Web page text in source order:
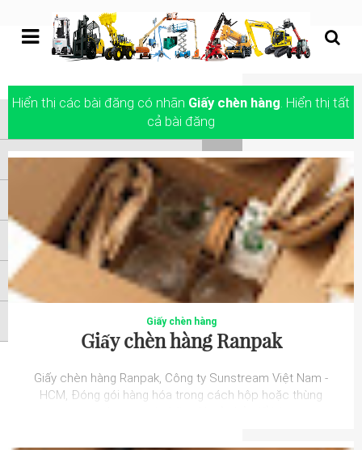
Hiển thị các bài đăng có nhãn Giấy chèn hàng. Hiển thị tất
cả bài đăng
Giấy chèn hàng
Giấy chèn hàng Ranpak
Giấy chèn hàng Ranpak, Công ty Sunstream Việt Nam -
HCM, Đóng gói hàng hóa trong cách hộp hoặc thùng
undefined
XE NÂNG HÀNG
XE NÂNG NGƯỜI
XE NÂNG KHÁC
ATTACHMENTS